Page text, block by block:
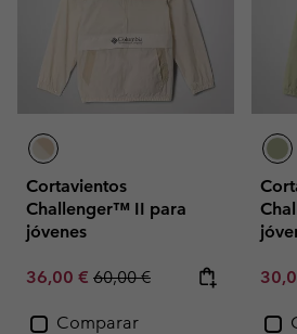
Cortavientos
Challenger™ II para
jóvenes
Sale price:
36,00 € Regular price:
60,00 €
Comparar